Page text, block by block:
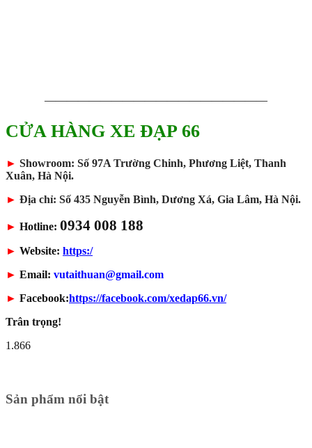
————————————————————
CỬA HÀNG XE ĐẠP 66
► Showroom: Số 97A Trường Chinh, Phương Liệt, Thanh
Xuân, Hà Nội.
► Địa chỉ: Số 435 Nguyễn Bình, Dương Xá, Gia Lâm, Hà Nội.
► Hotline: 0934 008 188
► Website: https:/
► Email: vutaithuan@gmail.com
► Facebook:https://facebook.com/xedap66.vn/
Trân trọng!
1.866
Sản phẩm nổi bật